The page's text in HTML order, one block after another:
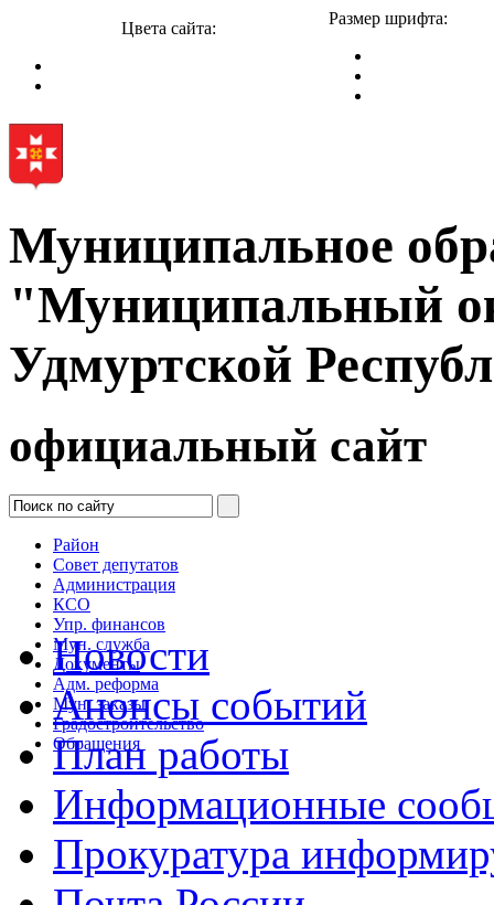
Цвета сайта:
Размер шрифта:
Муниципальное
"Муниципальный
Удмуртской
официальный сайт
Район
Совет депутатов
Администрация
КСО
Упр. финансов
Мун. служба
Документы
Адм. реформа
Мун. заказы
Градостроительство
Обращения
Новости
Анонсы событий
План работы
Информационные
Прокуратура